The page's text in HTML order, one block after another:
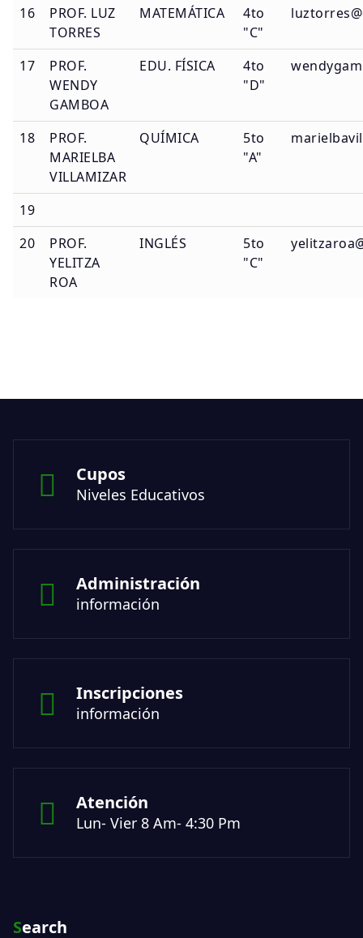
16
PROF. LUZ
TORRES
MATEMÁTICA
4to
"C"
17
PROF.
WENDY
GAMBOA
EDU. FÍSICA
4to
"D"
18
PROF.
MARIELBA
VILLAMIZAR
QUÍMICA
5to
"A"
19
20
PROF.
YELITZA
ROA
INGLÉS
5to
"C"
Cupos
Niveles Educativos
Administración
información
Inscripciones
información
Atención
Lun- Vier 8 Am- 4:30 Pm
Search